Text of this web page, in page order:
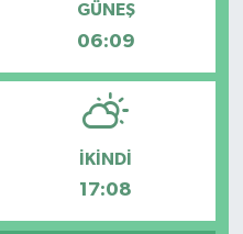
GÜNEŞ
06:09
İKINDI
17:08